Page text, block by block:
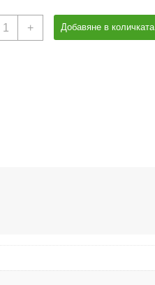
+ Добавяне в количката